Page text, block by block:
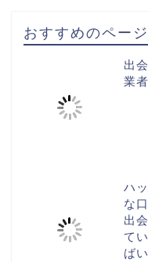
おすすめのページ
出
業
ハ
な
出
て
ば